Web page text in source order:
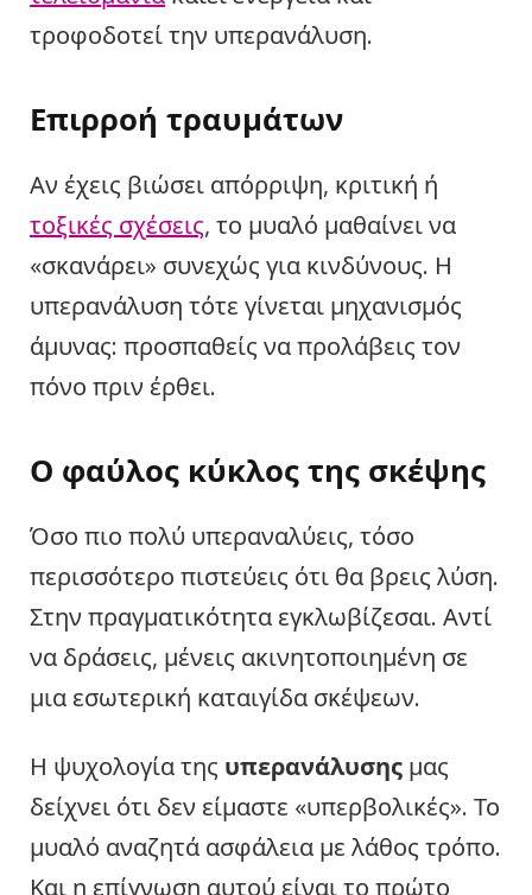
τροφοδοτεί την υπερανάλυση.
Επιρροή τραυμάτων
Αν έχεις βιώσει απόρριψη, κριτική ή
τοξικές σχέσεις, το μυαλό μαθαίνει να
«σκανάρει» συνεχώς για κινδύνους. Η
υπερανάλυση τότε γίνεται μηχανισμός
άμυνας: προσπαθείς να προλάβεις τον
πόνο πριν έρθει.
Ο φαύλος κύκλος της σκέψης
Όσο πιο πολύ υπεραναλύεις, τόσο
περισσότερο πιστεύεις ότι θα βρεις λύση.
Στην πραγματικότητα εγκλωβίζεσαι. Αντί
να δράσεις, μένεις ακινητοποιημένη σε
μια εσωτερική καταιγίδα σκέψεων.
Η ψυχολογία της υπερανάλυσης μας
δείχνει ότι δεν είμαστε «υπερβολικές». Το
μυαλό αναζητά ασφάλεια με λάθος τρόπο.
Και η επίγνωση αυτού είναι το πρώτο